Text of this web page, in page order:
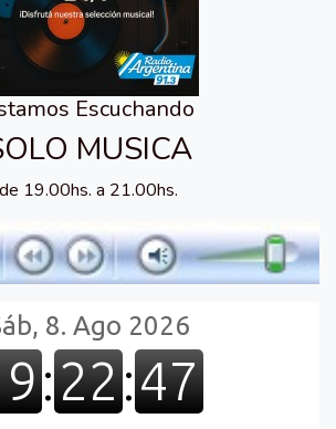
Escuchando
MUSICA
de 19.00hs. a 21.00hs.